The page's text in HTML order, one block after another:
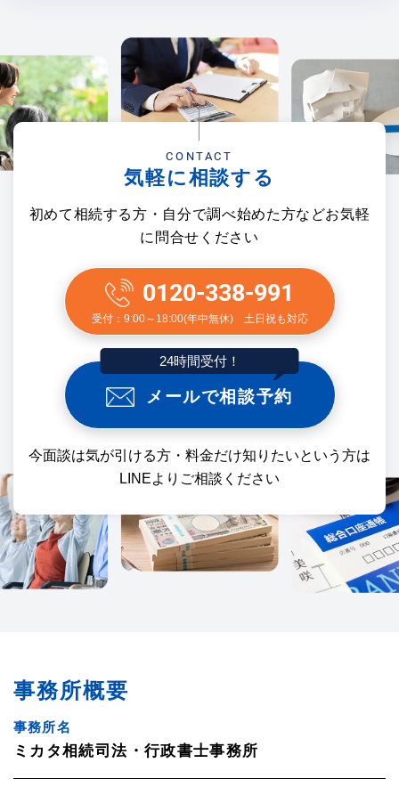
CONTACT
気軽に相談する
初めて相続する方・自分で調べ始めた方などお気軽
に問合せください
0120-338-991
受付：9:00～18:00(年中無休) 土日祝も対応
24時間受付！
メールで相談予約
今面談は気が引ける方・料金だけ知りたいという方は
LINEよりご相談ください
事務所概要
事務所名
ミカタ相続司法・行政書士事務所